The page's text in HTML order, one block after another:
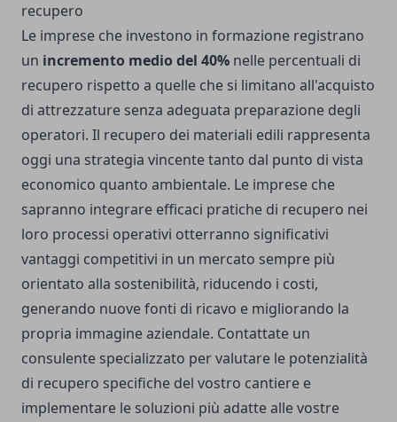
recupero
Le imprese che investono in formazione registrano
un incremento medio del 40% nelle percentuali di
recupero rispetto a quelle che si limitano all'acquisto
di attrezzature senza adeguata preparazione degli
operatori. Il recupero dei materiali edili rappresenta
oggi una strategia vincente tanto dal punto di vista
economico quanto ambientale. Le imprese che
sapranno integrare efficaci pratiche di recupero nei
loro processi operativi otterranno significativi
vantaggi competitivi in un mercato sempre più
orientato alla sostenibilità, riducendo i costi,
generando nuove fonti di ricavo e migliorando la
propria immagine aziendale. Contattate un
consulente specializzato per valutare le potenzialità
di recupero specifiche del vostro cantiere e
implementare le soluzioni più adatte alle vostre